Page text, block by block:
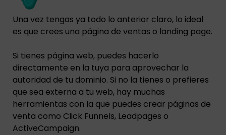
Una vez tengas ya todo lo anterior claro, lo ideal
es que crees una página de ventas o landing page.
Si tienes página web, puedes hacerlo
directamente en la tuya para aprovechar la
autoridad de tu dominio. Si no la tienes o prefieres
que sea externa a tu web, hay muchas
herramientas con la que puedes crear páginas de
venta como Click Funnels, Leadpages o
ActiveCampaign.